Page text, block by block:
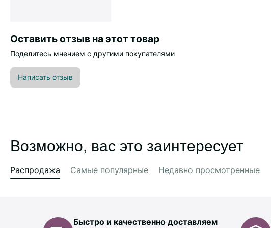
Оставить отзыв на этот товар
Поделитесь мнением с другими покупателями
Написать отзыв
Возможно, вас это заинтересует
Распродажа Самые популярные Недавно просмотренные
Быстро и качественно доставляем